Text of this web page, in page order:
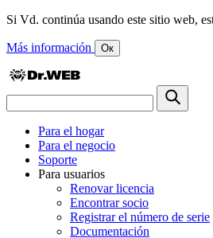
Si Vd. continúa usando este sitio web,
Más información Ок
Para el hogar
Para el negocio
Soporte
Para usuarios
Renovar licencia
Encontrar socio
Registrar el número de serie
Documentación